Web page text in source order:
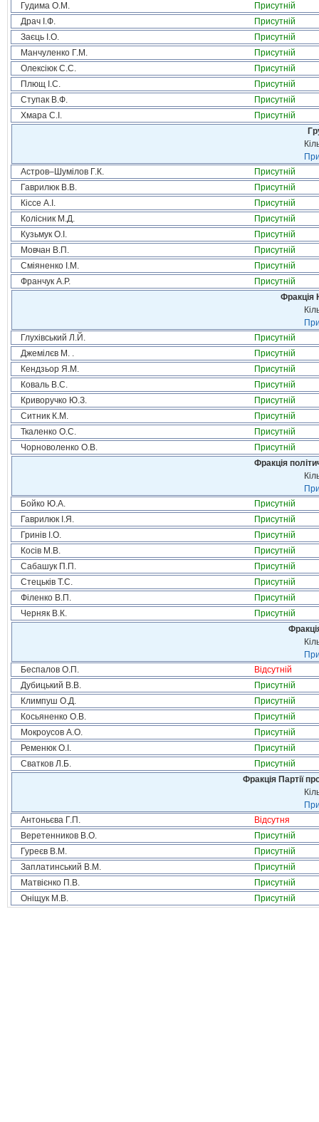
Гудима О.М.
Присутній
Драч І.Ф.
Присутній
Заєць І.О.
Присутній
Манчуленко Г.М.
Присутній
Олексіюк С.С.
Присутній
Плющ І.С.
Присутній
Ступак В.Ф.
Присутній
Хмара С.І.
Присутній
Астров–Шумілов Г.К.
Присутній
Гаврилюк В.В.
Присутній
Кіссе А.І.
Присутній
Колісник М.Д.
Присутній
Кузьмук О.І.
Присутній
Мовчан В.П.
Присутній
Сміяненко І.М.
Присутній
Франчук А.Р.
Присутній
Фракція
Глухівський Л.Й.
Присутній
Джемілєв М. .
Присутній
Кендзьор Я.М.
Присутній
Коваль В.С.
Присутній
Криворучко Ю.З.
Присутній
Ситник К.М.
Присутній
Ткаленко О.С.
Присутній
Чорноволенко О.В.
Присутній
Фракція
Бойко Ю.А.
Присутній
Гаврилюк І.Я.
Присутній
Гринів І.О.
Присутній
Косів М.В.
Присутній
Сабашук П.П.
Присутній
Стецьків Т.С.
Присутній
Філенко В.П.
Присутній
Черняк В.К.
Присутній
Беспалов О.П.
Відсутній
Дубицький В.В.
Присутній
Климпуш О.Д.
Присутній
Косьяненко О.В.
Присутній
Мокроусов А.О.
Присутній
Ременюк О.І.
Присутній
Сватков Л.Б.
Присутній
Фракція Партії
Антоньєва Г.П.
Відсутня
Веретенников В.О.
Присутній
Гуреєв В.М.
Присутній
Заплатинський В.М.
Присутній
Матвієнко П.В.
Присутній
Оніщук М.В.
Присутній